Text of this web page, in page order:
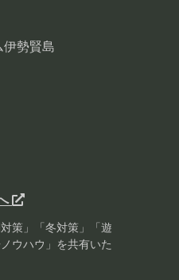
伊勢賢島
策」「冬対策」「遊
ウハウ」を共有いた